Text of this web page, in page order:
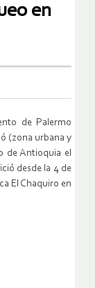
en
de Palermo
(zona urbana y
de Antioquia el
desde la 4 de
El Chaquiro en